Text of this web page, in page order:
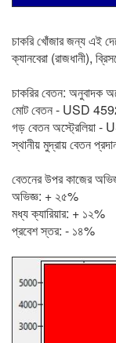
চাকরি খোঁজার জন্য এই
ক্যানবেরা (রাজধানী),
চাকরির বেতন: অনুবাদক
মোট বেতন - USD
গড় বেতন অস্ট্রেলিয়া
স্থানীয় মুদ্রায় বেতন
বেতনের উপর কাজের
অভিজ্ঞ: + ২৫%
মধ্য ক্যারিয়ার: + ১২%
প্রবেশ স্তর: - ১৪%